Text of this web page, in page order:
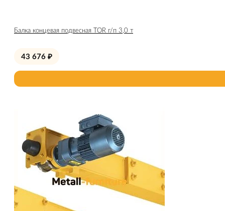
Балка концевая подвесная TOR г/п 3,0 т
43 676 ₽